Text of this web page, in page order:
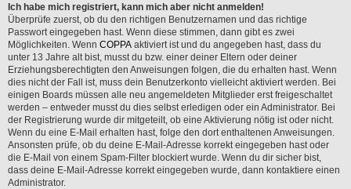
Ich habe mich registriert, kann mich aber nicht anmelden!
Überprüfe zuerst, ob du den richtigen Benutzernamen und das richtige
Passwort eingegeben hast. Wenn diese stimmen, dann gibt es zwei
Möglichkeiten. Wenn COPPA aktiviert ist und du angegeben hast, dass du
unter 13 Jahre alt bist, musst du bzw. einer deiner Eltern oder deiner
Erziehungsberechtigten den Anweisungen folgen, die du erhalten hast. Wenn
dies nicht der Fall ist, muss dein Benutzerkonto vielleicht aktiviert werden. Bei
einigen Boards müssen alle neu angemeldeten Mitglieder erst freigeschaltet
werden – entweder musst du dies selbst erledigen oder ein Administrator. Bei
der Registrierung wurde dir mitgeteilt, ob eine Aktivierung nötig ist oder nicht.
Wenn du eine E-Mail erhalten hast, folge den dort enthaltenen Anweisungen.
Ansonsten prüfe, ob du deine E-Mail-Adresse korrekt eingegeben hast oder
die E-Mail von einem Spam-Filter blockiert wurde. Wenn du dir sicher bist,
dass deine E-Mail-Adresse korrekt eingegeben wurde, dann kontaktiere einen
Administrator.